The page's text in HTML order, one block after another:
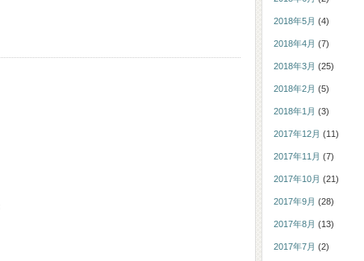
2018年5月 (4)
2018年4月 (7)
2018年3月 (25)
2018年2月 (5)
2018年1月 (3)
2017年12月 (11)
2017年11月 (7)
2017年10月 (21)
2017年9月 (28)
2017年8月 (13)
2017年7月 (2)